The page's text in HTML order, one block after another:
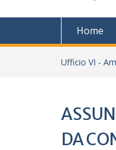
Home
Ufficio VI -
DA